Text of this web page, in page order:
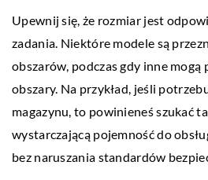
Upewnij się, że rozmiar jest
zadania. Niektóre modele są
obszarów, podczas gdy inne mogą
obszary. Na przykład, jeśli
magazynu, to powinieneś szukać
wystarczającą pojemność do
bez naruszania standardów